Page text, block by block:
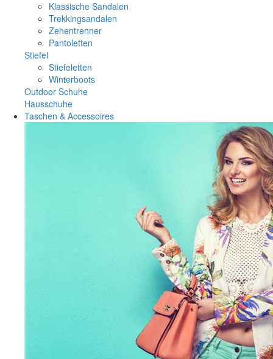
Klassische Sandalen
Trekkingsandalen
Zehentrenner
Pantoletten
Stiefel
Stiefeletten
Winterboots
Outdoor Schuhe
Hausschuhe
Taschen & Accessoires